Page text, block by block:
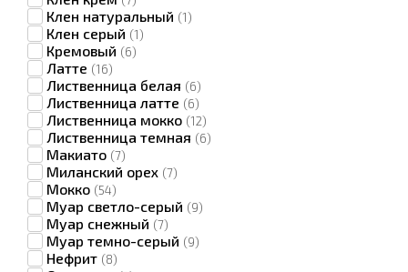
Клен натуральный (1)
Клен серый (1)
Кремовый (6)
Латте (16)
Лиственница белая (6)
Лиственница латте (6)
Лиственница мокко (12)
Лиственница темная (6)
Макиато (7)
Миланский орех (7)
Мокко (54)
Муар светло-серый (9)
Муар снежный (7)
Муар темно-серый (9)
Нефрит (8)